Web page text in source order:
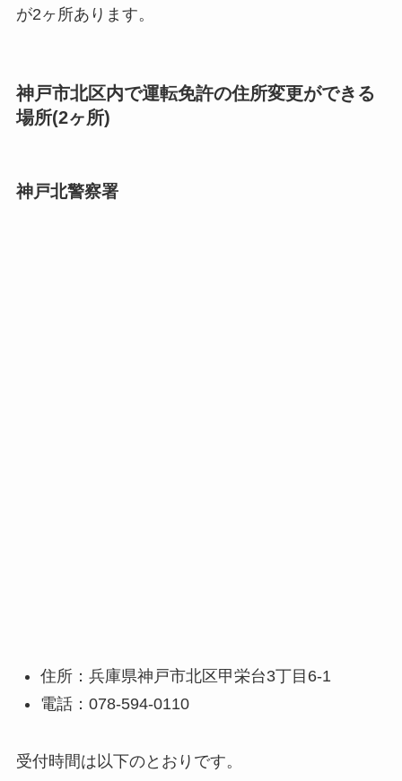
が2ヶ所あります。
神戸市北区内で運転免許の住所変更ができる
場所(2ヶ所)
神戸北警察署
住所：兵庫県神戸市北区甲栄台3丁目6-1
電話：078-594-0110
受付時間は以下のとおりです。